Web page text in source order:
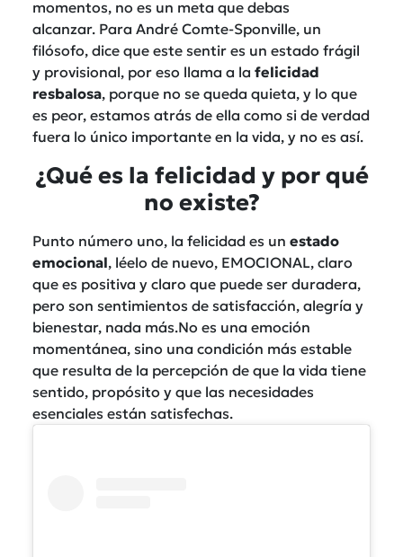
momentos, no es un meta que debas
alcanzar. Para André Comte-Sponville, un
filósofo, dice que este sentir es un estado frágil
y provisional, por eso llama a la felicidad
resbalosa, porque no se queda quieta, y lo que
es peor, estamos atrás de ella como si de verdad
fuera lo único importante en la vida, y no es así.
¿Qué es la felicidad y por qué
no existe?
Punto número uno, la felicidad es un estado
emocional, léelo de nuevo, EMOCIONAL, claro
que es positiva y claro que puede ser duradera,
pero son sentimientos de satisfacción, alegría y
bienestar, nada más.No es una emoción
momentánea, sino una condición más estable
que resulta de la percepción de que la vida tiene
sentido, propósito y que las necesidades
esenciales están satisfechas.